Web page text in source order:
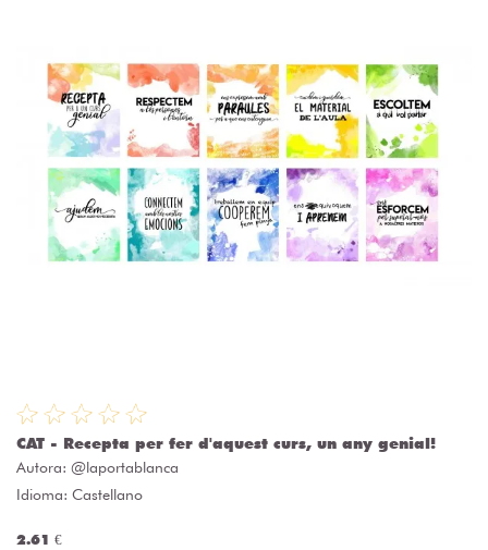
CAT - Recepta per fer d'aquest curs, un any genial!
Autora: @laportablanca
Idioma: Castellano
2.61 €